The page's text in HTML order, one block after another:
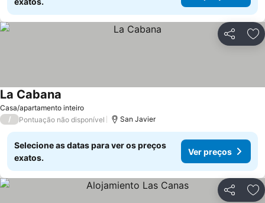
Partilhar
Casa/apartamento inteiro
La Cabana
/ Pontuação não disponível San Javier
Selecione as datas para ver os preços
exatos.
Ver preços
Partilhar